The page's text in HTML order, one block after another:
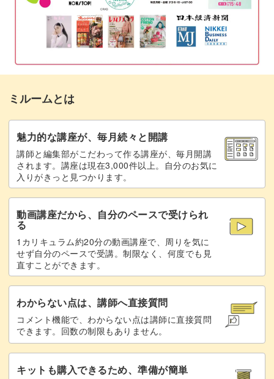
ぬいぐるみといっしょに飾ったり、お子様のお人形遊びに
も使える万能なミニチュアかご。
お部屋の一角に置いておくだけでも、存在感のある素敵な
インテリアとして活躍してくれます。
エコな手芸に癒やされよう
かごを編むための紙バンドは、再生紙から作られた環境に
優しい素材です。
材料を切るためのカッターもこの紙バンドで作るため、少
しの道具ではじめることができますよ。
集中して手で編んでいく時間は、充実して心安らぐひと時
にもなります。
ミルームとは
魅力的な講座が、毎月続々と開講
講師と編集部がこだわって作る講座が、毎月開講
されます。講座は現在3,000件以上。自分のお気に
入りがきっと見つかります。
動画講座だから、自分のペースで受けられ
る
1カリキュラム約20分の動画講座で、周りを気に
せず自分のペースで受講。制限なく、何度でも見
直すことができます。
わからない点は、講師へ直接質問
コメント機能で、わからない点は講師に直接質問
できます。回数の制限もありません。
キットも購入できるため、準備が簡単